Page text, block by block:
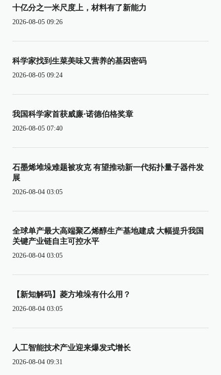
十亿分之一米尺度上，材料有了新能力
2026-08-05 09:26
科学家找到生菜美味又营养的基因密码
2026-08-05 09:24
我国科学家首获威廉·诺德伯格奖章
2026-08-05 07:40
石墨烯堆垛难题被攻克 有望推动新一代拓扑量子器件发
展
2026-08-04 03:05
全球单产最大高端聚乙烯醇生产基地建成 大幅提升我国
关键产业链自主可控水平
2026-08-04 03:05
【新知解码】菱方堆垛有什么用？
2026-08-04 03:05
人工智能技术产业迎来爆发式增长
2026-08-04 09:31